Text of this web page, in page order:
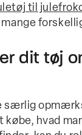
til
dit tøj
særlig
hvad